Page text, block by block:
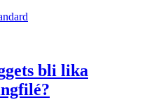
bli lika